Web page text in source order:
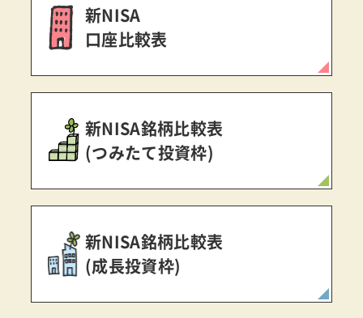
新NISA
口座比較表
新NISA銘柄比較表
(つみたて投資枠)
新NISA銘柄比較表
(成長投資枠)